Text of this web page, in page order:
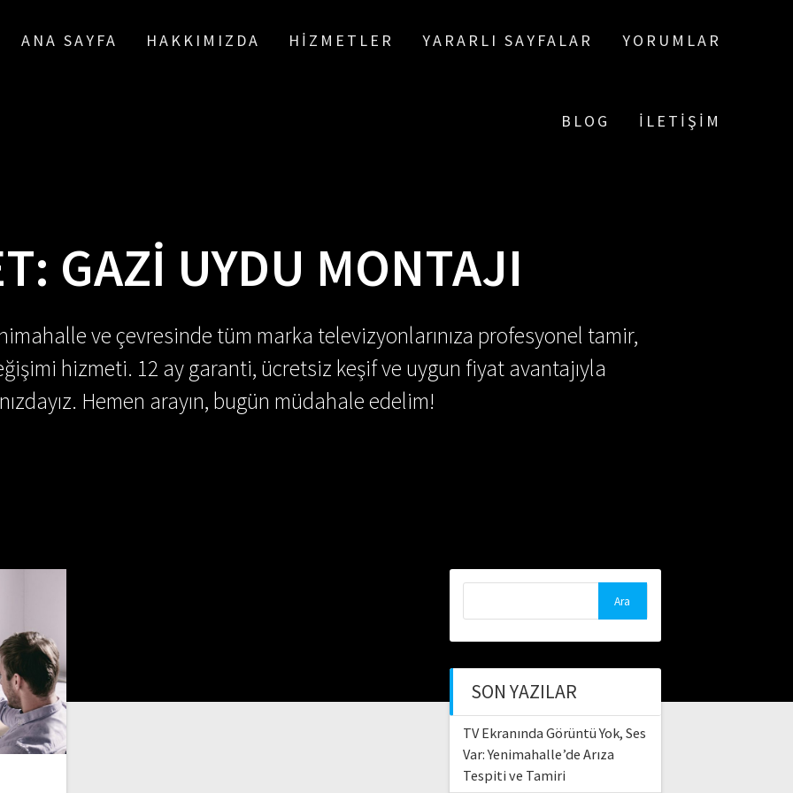
ANA SAYFA HAKKIMIZDA HIZMETLER YARARLI SAYFALAR YORUMLAR
BLOG İLETIŞIM
GAZI UYDU MONTAJI
ve çevresinde tüm marka televizyonlarınıza profesyonel tamir,
hizmeti. 12 ay garanti, ücretsiz keşif ve uygun fiyat avantajıyla
Hemen arayın, bugün müdahale edelim!
SON YAZILAR
TV Ekranında Görüntü Yok, Ses
Var: Yenimahalle’de Arıza
Tespiti ve Tamiri